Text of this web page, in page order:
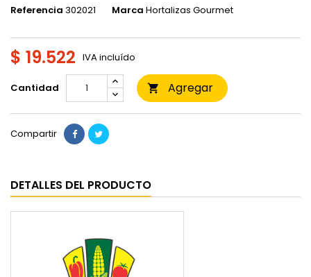
Referencia 302021 Marca Hortalizas Gourmet
$ 19.522 IVA incluído
Cantidad  Agregar
Compartir
DETALLES DEL PRODUCTO